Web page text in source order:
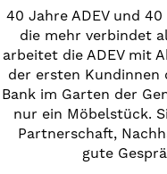
40 Jahre ADEV und
die mehr verbindet
arbeitet die ADEV mit
der ersten Kundinnen
Bank im Garten der
nur ein Möbelstück.
Partnerschaft,
gute